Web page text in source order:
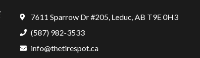
7611 Sparrow Dr #205, Leduc, AB T9E 0H3
(587) 982-3533
info@thetirespot.ca